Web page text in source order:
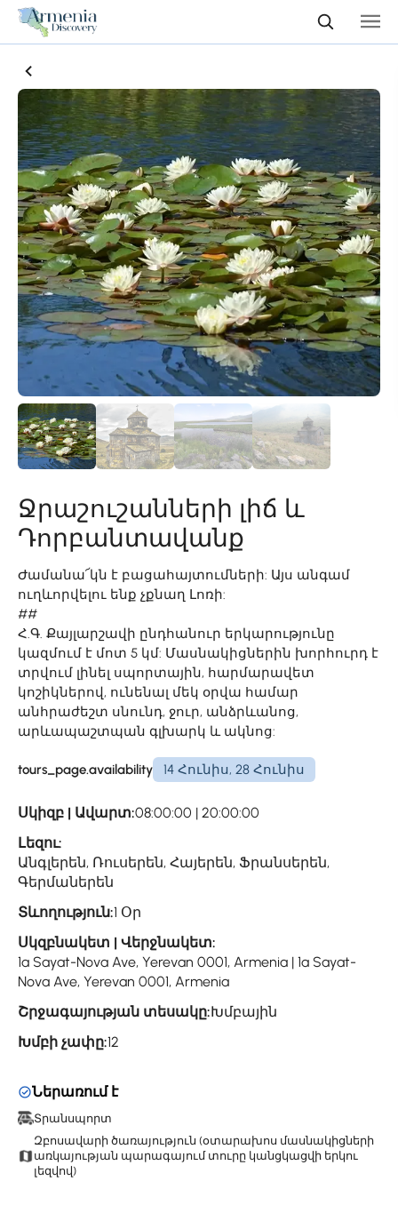
Ջրաշուշանների լիճ և
Դորբանտավանք
Ժամանա՜կն է բացահայտումների: Այս անգամ
ուղևորվելու ենք չքնաղ Լոռի:
##
Հ.Գ. Քայլարշավի ընդհանուր երկարությունը
կազմում է մոտ 5 կմ: Մասնակիցներին խորհուրդ է
տրվում լինել սպորտային, հարմարավետ
կոշիկներով, ունենալ մեկ օրվա համար
անհրաժեշտ սնունդ, ջուր, անձրևանոց,
արևապաշտպան գլխարկ և ակնոց:
tours_page.availability 14 Հունիս, 28 Հունիս
Սկիզբ | Ավարտ:08:00:00 | 20:00:00
Լեզու:
Անգլերեն, Ռուսերեն, Հայերեն, Ֆրանսերեն,
Գերմաներեն
Տևողություն:1 Օր
Սկզբնակետ | Վերջնակետ:
1a Sayat-Nova Ave, Yerevan 0001, Armenia | 1a Sayat-
Nova Ave, Yerevan 0001, Armenia
Շրջագայության տեսակը:Խմբային
Խմբի չափը:12
Ներառում է
Տրանսպորտ
Զբոսավարի ծառայություն (օտարախոս մասնակիցների
առկայության պարագայում տուրը կանցկացվի երկու
լեզվով)